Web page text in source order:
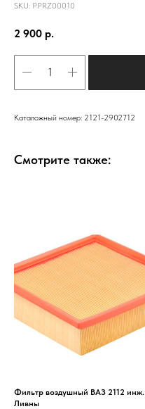
SKU: PPRZ00010
2 900 р.
Каталожный номер: 2121-2902712
Смотрите также:
Фильтр воздушный ВАЗ 2112 инж.
Ливны